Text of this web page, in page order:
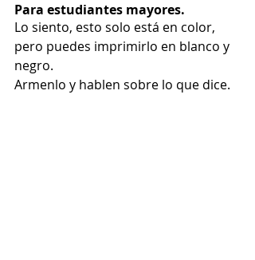
Para estudiantes mayores.
Lo siento, esto solo está en color,
pero puedes imprimirlo en blanco y
negro.
Armenlo y hablen sobre lo que dice.